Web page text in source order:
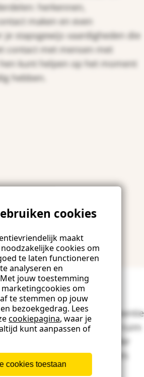
cookies
maakt
cookies om
te laten functioneren
analyseren en
jouw toestemming
om
te stemmen op jouw
bezoekgedrag. Lees
cookiepagina, waar je
kunt aanpassen of
cookies toestaan
herkennen,
maken en even
je stapsgewijs vaardigheden die
contact met mensen met
kunt helpen op het moment
hebben.
320.000 mensen met dementie
zal explosief stijgen naar ruim
in 2040. En dat is sneller
Hoe wij als Nederlanders
is dus een belangrijk